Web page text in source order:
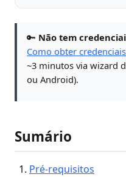
🔑 Não tem
Como obter
~3 minutos via wizard
ou Android).
Sumário
Pré-requisitos